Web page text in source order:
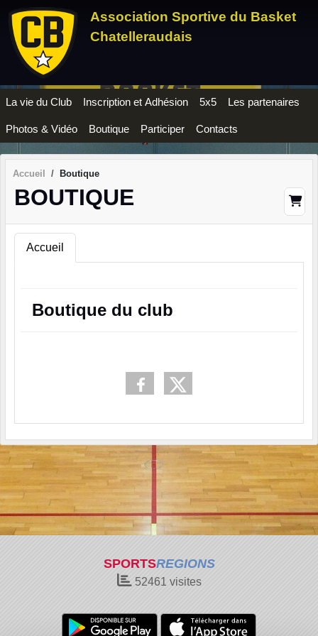
Association Sportive du Basket
Chatelleraudais
La vie du Club Inscription et Adhésion 5x5 Les partenaires
Photos & Vidéo Boutique Participer Contacts
Accueil Boutique
BOUTIQUE
Accueil
Boutique du club
SPORTSREGIONS
52461 visites
Panneau de gestion des cookies